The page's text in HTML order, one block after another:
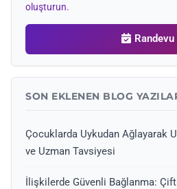
oluşturun.
Randevu
SON EKLENEN BLOG
Çocuklarda Uykudan Ağlayarak
ve Uzman Tavsiyesi
İlişkilerde Güvenli Bağlanma: